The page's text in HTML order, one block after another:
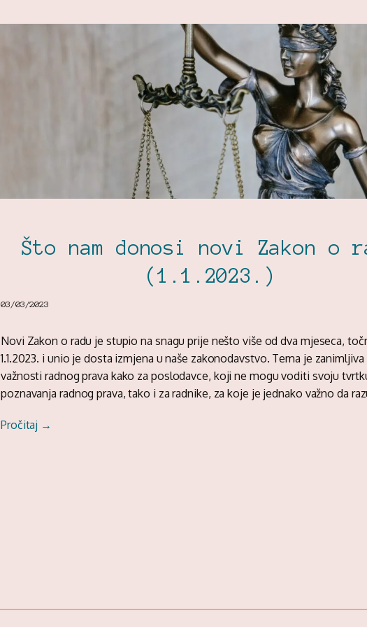
Što nam donosi novi Zakon o
(1.1.2023.)
03/03/2023
Novi Zakon o radu je stupio na snagu prije nešto više od dva mjeseca,
1.1.2023. i unio je dosta izmjena u naše zakonodavstvo. Tema je
važnosti radnog prava kako za poslodavce, koji ne mogu voditi svoju
poznavanja radnog prava, tako i za radnike, za koje je jednako važno da
Pročitaj →